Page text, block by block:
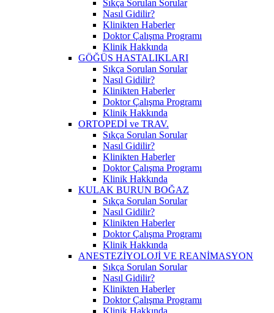
Sıkça Sorulan Sorular
Nasıl Gidilir?
Klinikten Haberler
Doktor Çalışma Programı
Klinik Hakkında
GÖĞÜS HASTALIKLARI
Sıkça Sorulan Sorular
Nasıl Gidilir?
Klinikten Haberler
Doktor Çalışma Programı
Klinik Hakkında
ORTOPEDİ ve TRAV.
Sıkça Sorulan Sorular
Nasıl Gidilir?
Klinikten Haberler
Doktor Çalışma Programı
Klinik Hakkında
KULAK BURUN BOĞAZ
Sıkça Sorulan Sorular
Nasıl Gidilir?
Klinikten Haberler
Doktor Çalışma Programı
Klinik Hakkında
ANESTEZİYOLOJİ VE REANİMASYON
Sıkça Sorulan Sorular
Nasıl Gidilir?
Klinikten Haberler
Doktor Çalışma Programı
Klinik Hakkında